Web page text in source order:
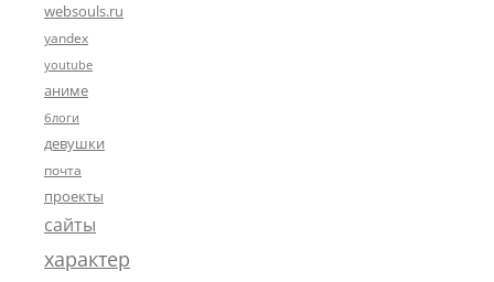
websouls.ru
yandex
youtube
аниме
блоги
девушки
почта
проекты
сайты
характер